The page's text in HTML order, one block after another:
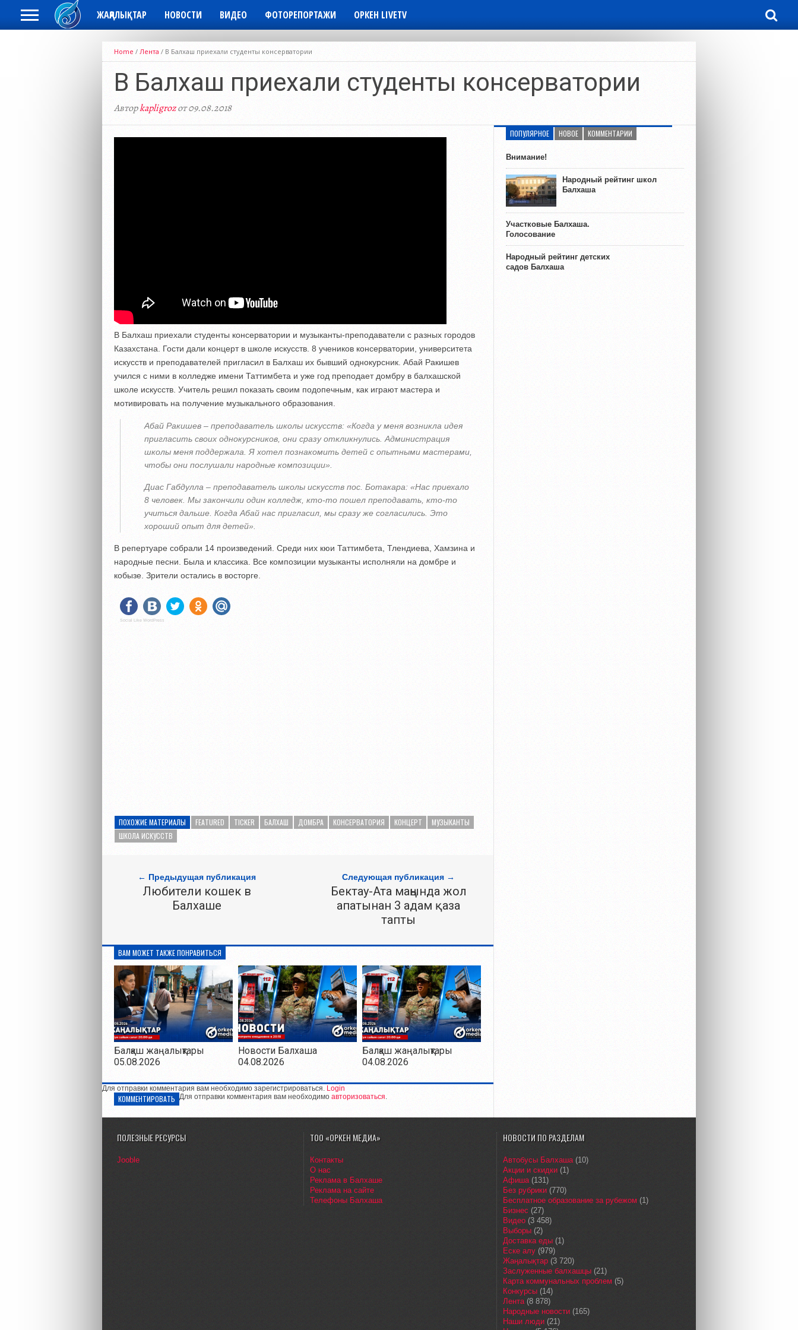
ЖАҢАЛЫҚТАР НОВОСТИ ВИДЕО ФОТОРЕПОРТАЖИ ОРКЕН LIVETV
Home / Лента / В Балхаш приехали студенты консерватории
В Балхаш приехали студенты консерватории
Авторkapligrozот 09.08.2018
В Балхаш приехали студенты консерватории и музыканты-преподаватели с разных городов
Казахстана. Гости дали концерт в школе искусств. 8 учеников консерватории, университета
искусств и преподавателей пригласил в Балхаш их бывший однокурсник. Абай Ракишев
учился с ними в колледже имени Таттимбета и уже год преподает домбру в балхашской
школе искусств. Учитель решил показать своим подопечным, как играют мастера и
мотивировать на получение музыкального образования.
Абай Ракишев – преподаватель школы искусств: «Когда у меня возникла идея
пригласить своих однокурсников, они сразу откликнулись. Администрация
школы меня поддержала. Я хотел познакомить детей с опытными мастерами,
чтобы они послушали народные композиции».
Диас Габдулла – преподаватель школы искусств пос. Ботакара: «Нас приехало
8 человек. Мы закончили один колледж, кто-то пошел преподавать, кто-то
учиться дальше. Когда Абай нас пригласил, мы сразу же согласились. Это
хороший опыт для детей».
В репертуаре собрали 14 произведений. Среди них кюи Таттимбета, Тлендиева, Хамзина и
народные песни. Была и классика. Все композиции музыканты исполняли на домбре и
кобызе. Зрители остались в восторге.
Social Like WordPress
ПОХОЖИЕ МАТЕРИАЛЫ FEATURED TICKER БАЛХАШ ДОМБРА КОНСЕРВАТОРИЯ КОНЦЕРТ
МУЗЫКАНТЫ
ШКОЛА ИСКУССТВ
← Предыдущая публикация
Любители кошек в
Балхаше
Следующая публикация →
Бектау-Ата маңында жол
апатынан 3 адам қаза
тапты
ВАМ МОЖЕТ ТАКЖЕ ПОНРАВИТЬСЯ
Балқаш жаңалықтары
05.08.2026
Новости Балхаша
04.08.2026
Балқаш жаңалықтары
04.08.2026
Для отправки комментария вам необходимо зарегистрироваться. Login
КОММЕНТИРОВАТЬ Для отправки комментария вам необходимо авторизоваться.
ПОПУЛЯРНОЕ НОВОЕ КОММЕНТАРИИ
Внимание!
Народный рейтинг школ
Балхаша
Участковые Балхаша.
Голосование
Народный рейтинг детских
садов Балхаша
ПОЛЕЗНЫЕ РЕСУРСЫ
Jooble
ТОО «ОРКЕН МЕДИА»
Контакты
О нас
Реклама в Балхаше
Реклама на сайте
Телефоны Балхаша
НОВОСТИ ПО РАЗДЕЛАМ
Автобусы Балхаша(10)
Акции и скидки (1)
Афиша(131)
Без рубрики (770)
Бесплатное образование за рубежом (1)
Бизнес (27)
Видео (3 458)
Выборы (2)
Доставка еды (1)
Еске алу (979)
Жаңалықтар (3 720)
Заслуженные балхашцы (21)
Карта коммунальных проблем (5)
Конкурсы (14)
Лента(8 878)
Народные новости (165)
Наши люди (21)